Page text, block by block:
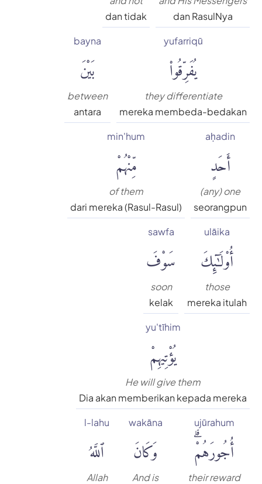
dan RasulNya
dan tidak
yufarriqū
يُفَرِّقُوا۟
they differentiate
mereka membeda-bedakan
bayna
بَيْنَ
between
antara
aḥadin
أَحَدٍ
(any) one
seorangpun
min'hum
مِّنْهُمْ
of them
dari mereka (Rasul-Rasul)
ulāika
أُو۟لَٰٓئِكَ
those
mereka itulah
sawfa
سَوْفَ
soon
kelak
yu'tīhim
يُؤْتِيهِمْ
He will give them
Dia akan memberikan kepada mereka
ujūrahum
أُجُورَهُمْۗ
their reward
wakāna
وَكَانَ
And is
l-lahu
ٱللَّهُ
Allah